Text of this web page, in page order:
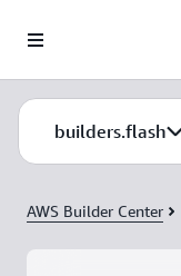
builders.flash
AWS Builder Center